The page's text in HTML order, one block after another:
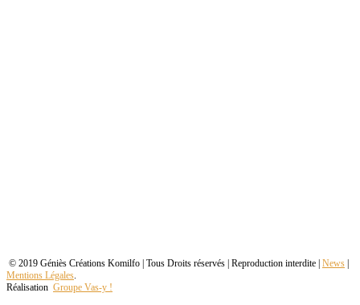
© 2019 Géniès Créations Komilfo | Tous Droits réservés | Reproduction interdite | News
Mentions Légales.
Réalisation Groupe Vas-y !